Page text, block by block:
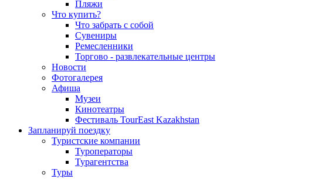
Пляжи
Что купить?
Что забрать с собой
Сувениры
Ремесленники
Торгово - развлекательные центры
Новости
Фотогалерея
Афиша
Музеи
Кинотеатры
Фестиваль TourEast Kazakhstan
Запланируй поездку
Туристские компании
Туроператоры
Турагентства
Туры